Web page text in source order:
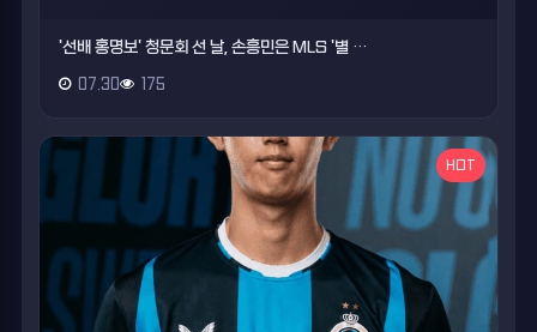
'선배 홍명보' 청문회 선 날, 손흥민은 MLS '별 …
07.30 175
HOT